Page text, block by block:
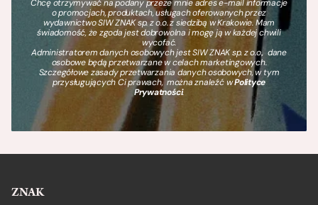
Chcę otrzymywać na podany przeze mnie adres e-mail informacje
o promocjach, produktach, usługach oferowanych przez
wydawnictwo SIW ZNAK sp. z o.o. z siedzibą w Krakowie. Mam
świadomość, że zgoda jest dobrowolna i mogę ją w każdej chwili
wycofać.
Administratorem danych osobowych jest SIW ZNAK sp. z o.o., dane
osobowe będą przetwarzane w celach marketingowych.
Szczegółowe zasady przetwarzania danych osobowych, w tym
przysługujących Ci prawach, można znaleźć wPolityce
Prywatności.
ZNAK